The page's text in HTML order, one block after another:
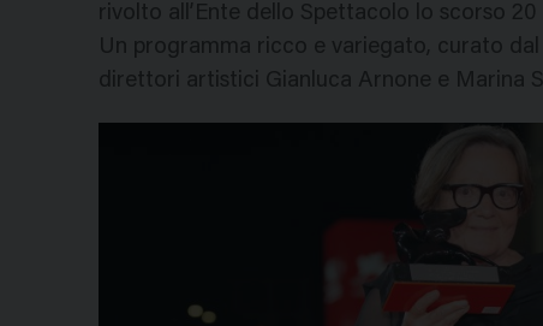
rivolto all’Ente dello Spettacolo lo scorso
Un programma ricco e variegato, curato
direttori artistici Gianluca Arnone e Marina